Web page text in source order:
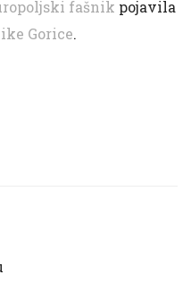
fašnik pojavila
Gorice.